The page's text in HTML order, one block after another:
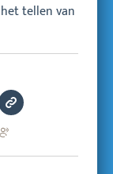
tellen van